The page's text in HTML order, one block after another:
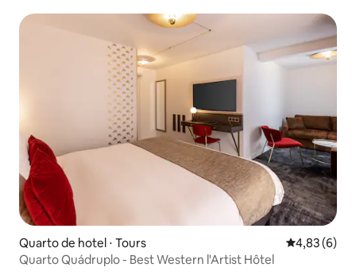
Quarto de hotel ⋅ Tours 4,83 de uma
4,83 (6)
Quarto Quádruplo - Best Western l'Artist Hôtel